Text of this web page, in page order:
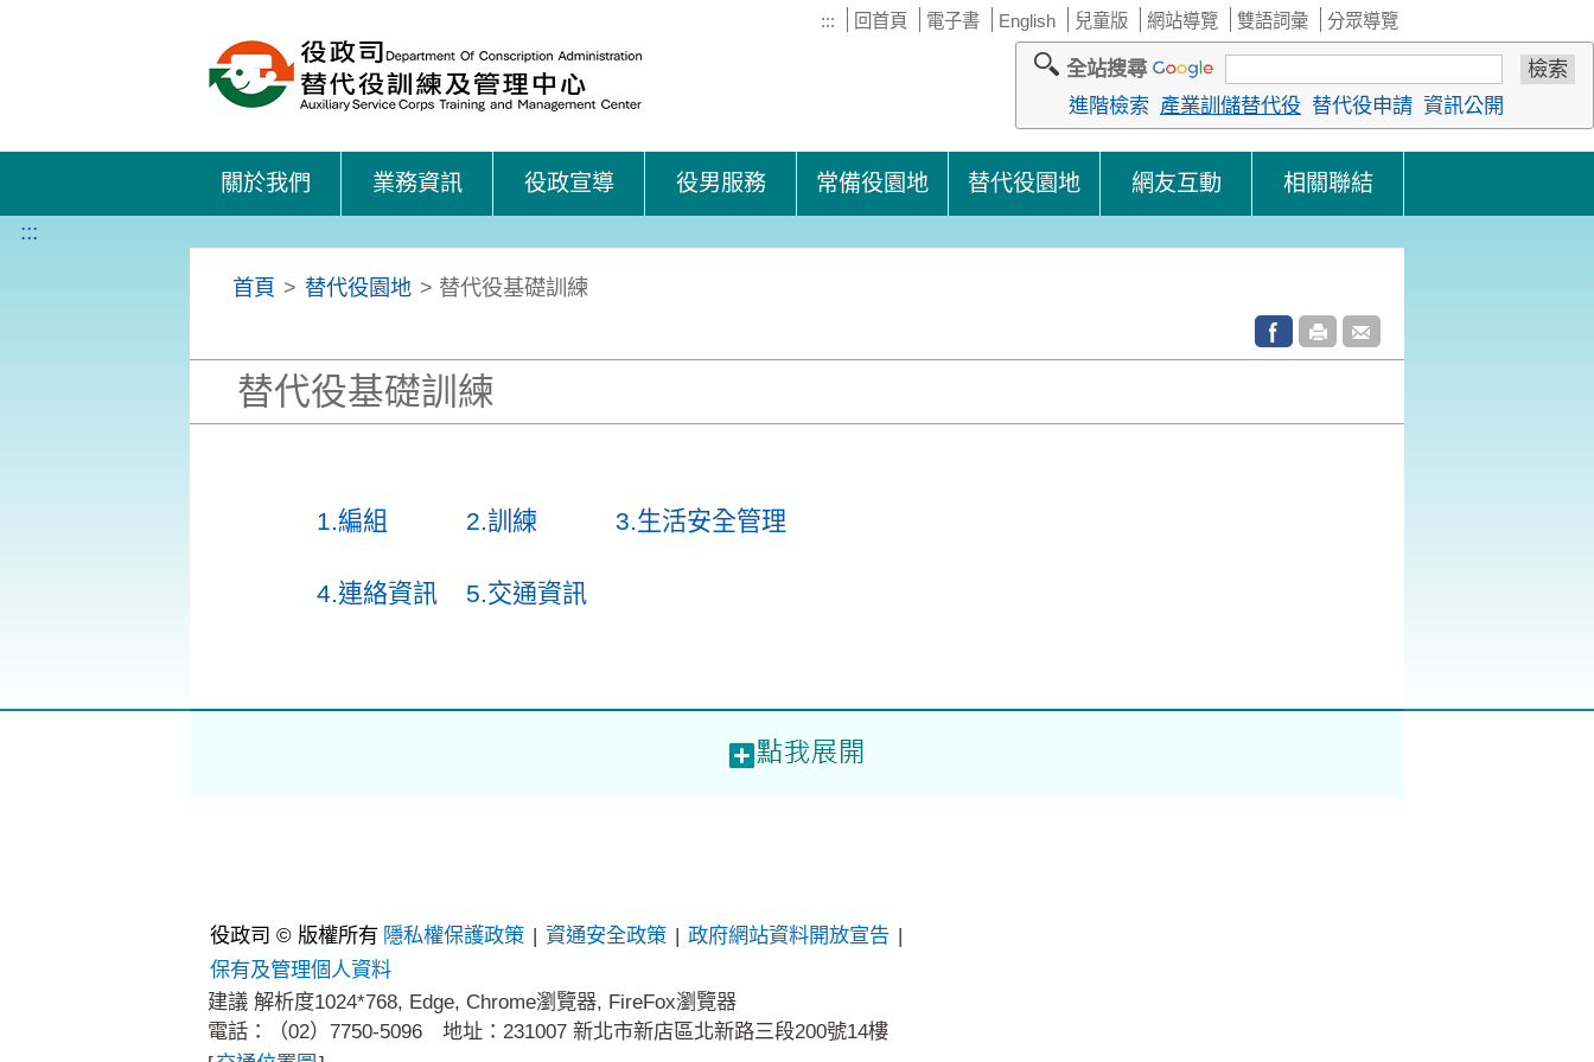
::: 回首頁 電子書 English 兒童版 網站導覽 雙語詞彙 分眾導覽
全站搜尋
進階檢索 產業訓儲替代役 替代役申請 資訊公開
關於我們 業務資訊 役政宣導 役男服務 常備役園地 替代役園地 網友互動
相關聯結
:::
首頁 > 替代役園地 > 替代役基礎訓練
替代役基礎訓練
1.編組 2.訓練 3.生活安全管理
4.連絡資訊 5.交通資訊
役政司 © 版權所有 隱私權保護政策 | 資通安全政策 | 政府網站資料開放宣告 |
保有及管理個人資料
建議 解析度1024*768, Edge, Chrome瀏覽器, FireFox瀏覽器
電話：（02）7750-5096 地址：231007 新北市新店區北新路三段200號14樓